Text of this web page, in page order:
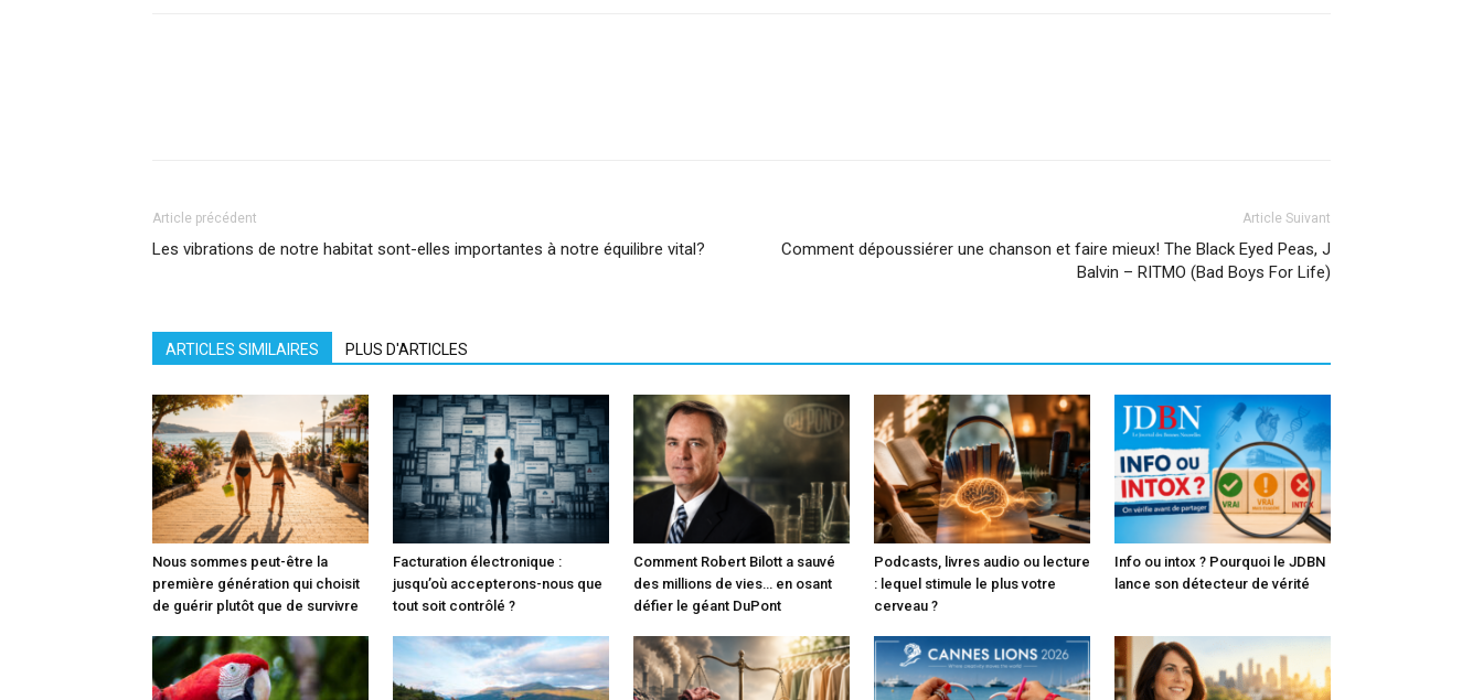
Article précédent
Les vibrations de notre habitat sont-elles importantes à notre équilibre vital?
Article Suivant
Comment dépoussiérer une chanson et faire mieux! The Black Eyed Peas, J
Balvin – RITMO (Bad Boys For Life)
ARTICLES SIMILAIRES PLUS D'ARTICLES
Nous sommes peut-être la
première génération qui choisit
de guérir plutôt que de survivre
Facturation électronique :
jusqu’où accepterons-nous que
tout soit contrôlé ?
Comment Robert Bilott a sauvé
des millions de vies… en osant
défier le géant DuPont
Podcasts, livres audio ou lecture
: lequel stimule le plus votre
cerveau ?
Info ou intox ? Pourquoi le JDBN
lance son détecteur de vérité